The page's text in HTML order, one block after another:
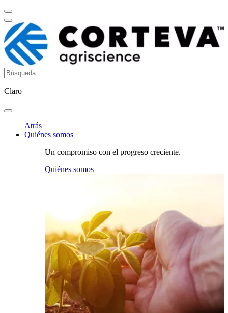
Claro
Atrás
Quiénes somos
Un compromiso con el progreso creciente.
Quiénes somos